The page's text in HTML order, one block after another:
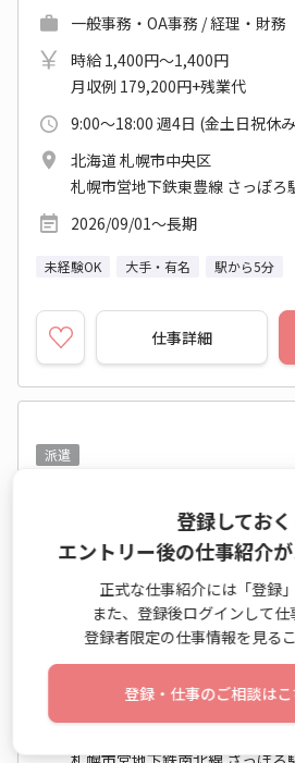
一般事務・OA事務 / 経理・財務
時給 1,400円～1,400円
月収例 179,200円+残業代
9:00～18:00 週4日 (金土日祝休
北海道 札幌市中央区
札幌市営地下鉄東豊線 さっぽろ
2026/09/01～長期
未経験OK 大手・有名 駅から5分
仕事詳細
派遣
ーク☆未経験OK♪
業務（発信） / 一般事務・OA事
時給 1,300円～1,300円
月収例 208,000円
8:45～17:45 週5日 (土日祝休み)
登録してお
エントリー後の仕事紹介
正式な仕事紹介には「登録
また、登録後ログインして仕
登録者限定の仕事情報を見る
登録・仕事のご相談は